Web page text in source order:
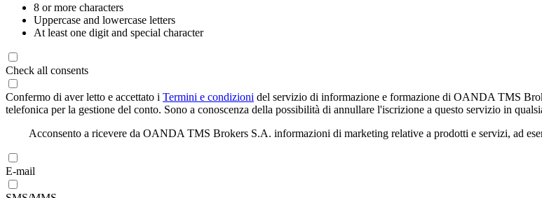
8 or more characters
Uppercase and lowercase letters
At least one digit and special character
Check all consents
Confermo di aver letto e accettato i Termini e condizioni del servizio di informazione e formazione di OANDA TMS
telefonica per la gestione del conto. Sono a conoscenza della possibilità di annullare l'iscrizione a questo servizio in
Acconsento a ricevere da OANDA TMS Brokers S.A. informazioni di marketing relative a prodotti e servizi, ad
E-mail